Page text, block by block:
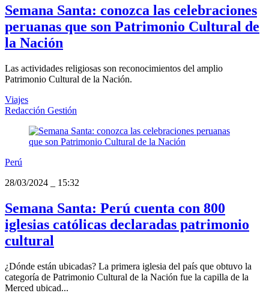
Semana Santa: conozca las celebraciones
peruanas que son Patrimonio Cultural de
la Nación
Las actividades religiosas son reconocimientos del amplio
Patrimonio Cultural de la Nación.
Viajes
Redacción Gestión
Perú
28/03/2024
15:32
Semana Santa: Perú cuenta con 800
iglesias católicas declaradas patrimonio
cultural
¿Dónde están ubicadas? La primera iglesia del país que obtuvo la
categoría de Patrimonio Cultural de la Nación fue la capilla de la
Merced ubicad...